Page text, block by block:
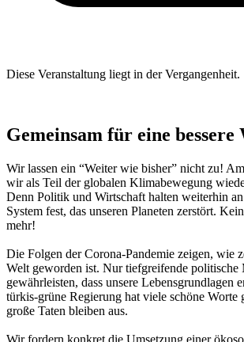
Diese Veranstaltung liegt in der Vergangenheit.
Gemeinsam für eine bessere
Wir lassen ein “Weiter wie bisher” nicht zu! Am
wir als Teil der globalen Klimabewegung
Denn Politik und Wirtschaft halten weiterhin
System fest, das unseren Planeten zerstört.
mehr!
Die Folgen der Corona-Pandemie zeigen, wie
Welt geworden ist. Nur tiefgreifende politische
gewährleisten, dass unsere Lebensgrundlagen
türkis-grüne Regierung hat viele schöne Worte
große Taten bleiben aus.
Wir fordern konkret die Umsetzung einer